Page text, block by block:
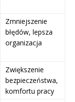
Zmniejszenie
błędów, lepsza
organizacja
Zwiększenie
bezpieczeństwa,
komfortu pracy